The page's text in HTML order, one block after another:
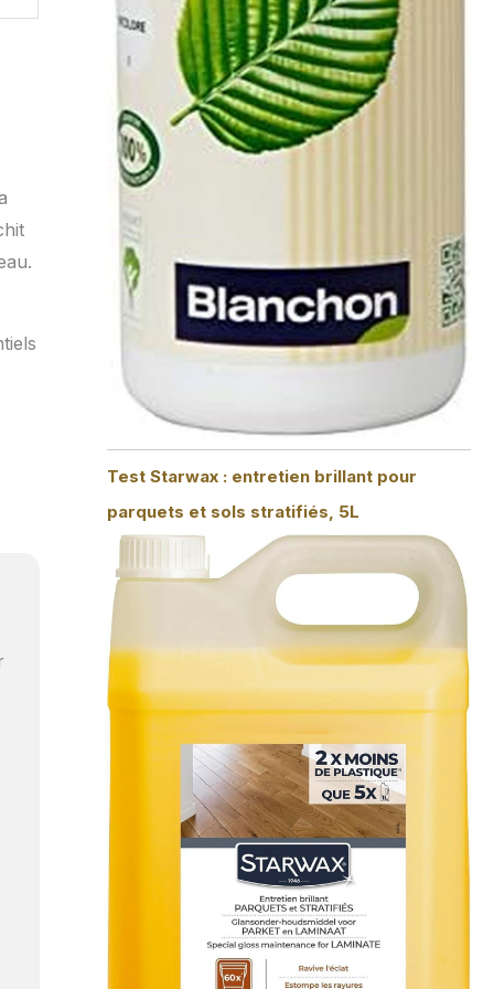
Test Starwax : entretien brillant pour
parquets et sols stratifiés, 5L